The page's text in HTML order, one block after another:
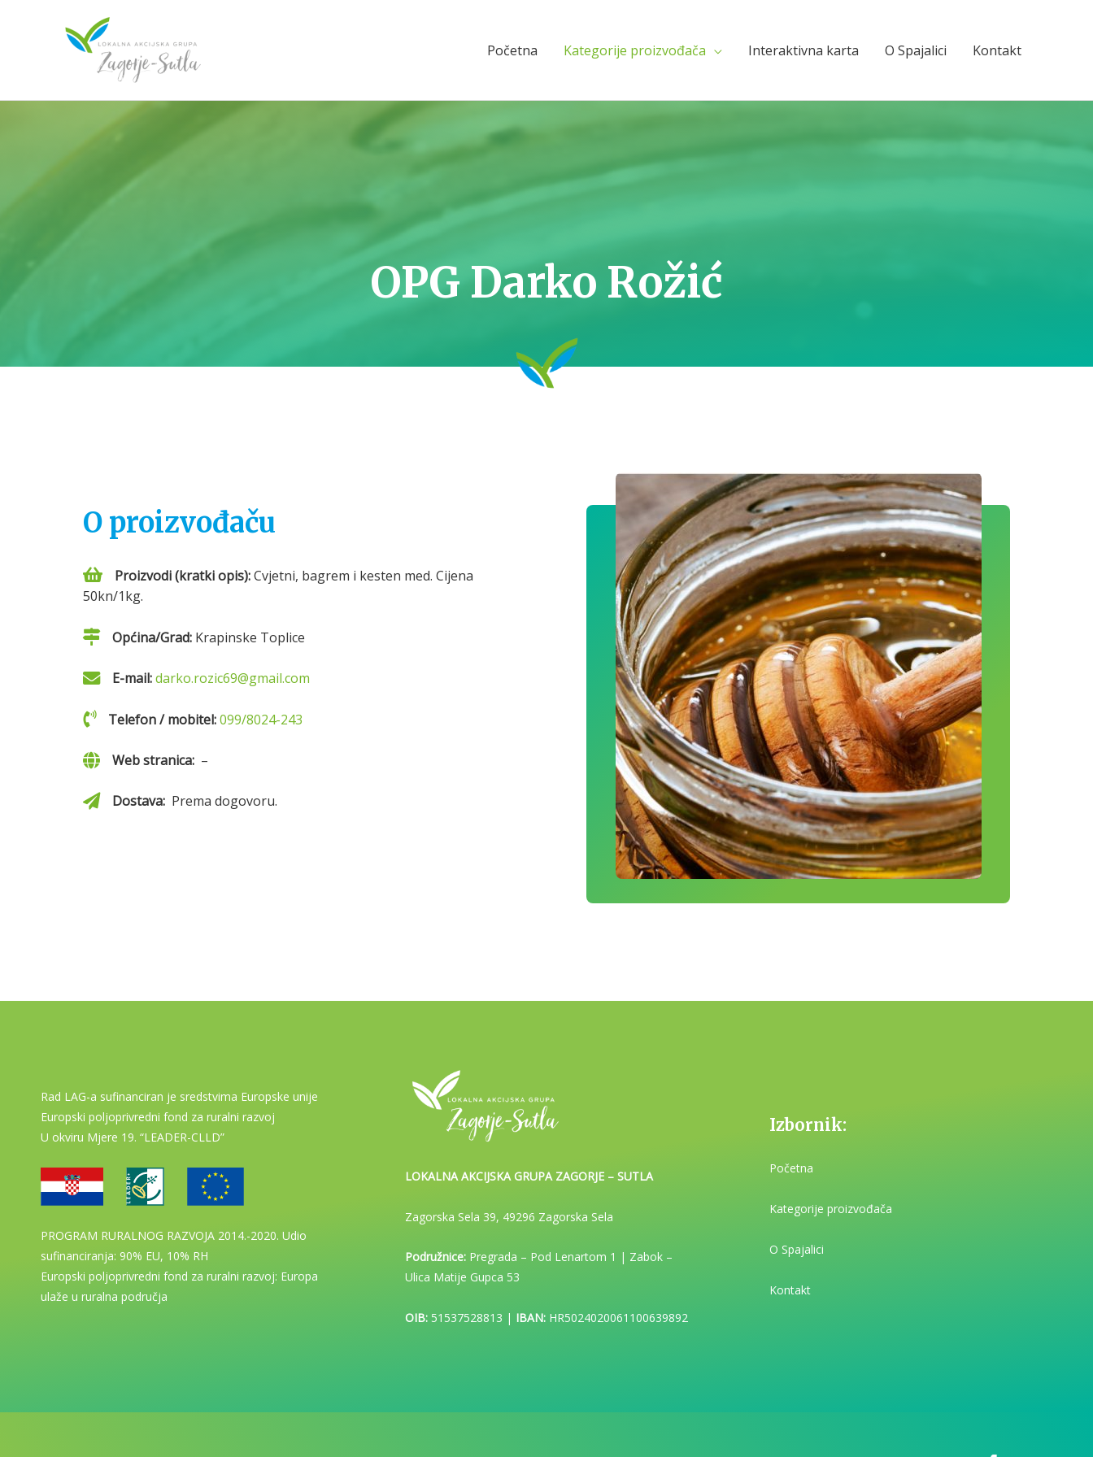
Početna Kategorije proizvođača Interaktivna karta O Spajalici Kontakt
OPG Darko Rožić
O proizvođaču
Proizvodi (kratki opis):Cvjetni, bagrem i kesten med. Cijena
50kn/1kg.
Općina/Grad: Krapinske Toplice
E-mail:darko.rozic69@gmail.com
Telefon / mobitel:099/8024-243
Web stranica: –
Dostava: Prema dogovoru.
Rad LAG-a sufinanciran je sredstvima Europske unije
Europski poljoprivredni fond za ruralni razvoj
U okviru Mjere 19. “LEADER-CLLD”
PROGRAM RURALNOG RAZVOJA 2014.-2020. Udio
sufinanciranja: 90% EU, 10% RH
Europski poljoprivredni fond za ruralni razvoj: Europa
ulaže u ruralna područja
LOKALNA AKCIJSKA GRUPA ZAGORJE – SUTLA
Zagorska Sela 39, 49296 Zagorska Sela
Podružnice:Pregrada – Pod Lenartom 1 | Zabok –
Ulica Matije Gupca 53
OIB:51537528813 | IBAN:HR5024020061100639892
Izbornik:
Početna
Kategorije proizvođača
O Spajalici
Kontakt